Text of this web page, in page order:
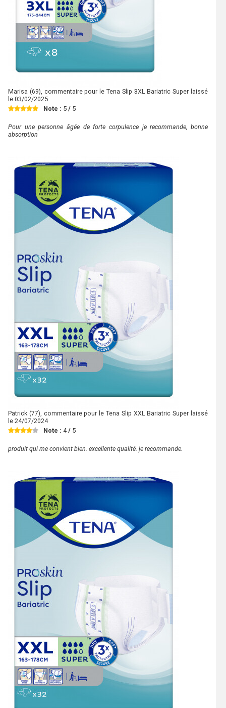
Marisa (69), commentaire pour le Tena Slip 3XL Bariatric Super laissé
le 03/02/2025
Note : 5 / 5
Pour une personne âgée de forte corpulence je recommande, bonne
absorption
Patrick (77), commentaire pour le Tena Slip XXL Bariatric Super laissé
le 24/07/2024
Note : 4/ 5
produit qui me convient bien. excellente qualité. je recommande.